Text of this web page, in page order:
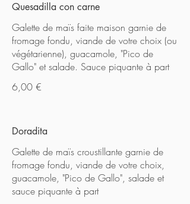
Quesadilla con carne
Galette de maïs faite maison garnie de
fromage fondu, viande de votre choix (ou
végétarienne), guacamole, "Pico de
Gallo" et salade. Sauce piquante à part
6,00 €
Doradita
Galette de maïs croustillante garnie de
fromage fondu, viande de votre choix,
guacamole, "Pico de Gallo", salade et
sauce piquante à part